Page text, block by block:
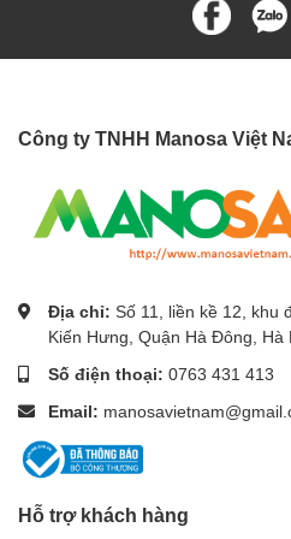
Công ty TNHH Manosa Việt
Địa chỉ: Số 11, liền kề 12, khu
Kiến Hưng, Quận Hà Đông, Hà
Số điện thoại: 0763 431 413
Email:
Hỗ trợ khách hàng